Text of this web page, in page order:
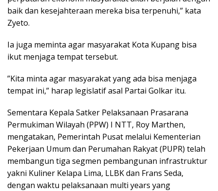
baik dan kesejahteraan mereka bisa terpenuhi,” kata
Zyeto.
Ia juga meminta agar masyarakat Kota Kupang bisa
ikut menjaga tempat tersebut.
”Kita minta agar masyarakat yang ada bisa menjaga
tempat ini,” harap legislatif asal Partai Golkar itu.
Sementara Kepala Satker Pelaksanaan Prasarana
Permukiman Wilayah (PPW) I NTT, Roy Marthen,
mengatakan, Pemerintah Pusat melalui Kementerian
Pekerjaan Umum dan Perumahan Rakyat (PUPR) telah
membangun tiga segmen pembangunan infrastruktur
yakni Kuliner Kelapa Lima, LLBK dan Frans Seda,
dengan waktu pelaksanaan multi years yang